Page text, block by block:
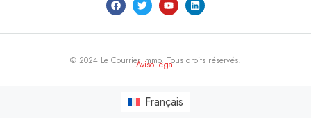
© 2024 Le Courrier Immo. Tous droits réservés.
Aviso legal
Français